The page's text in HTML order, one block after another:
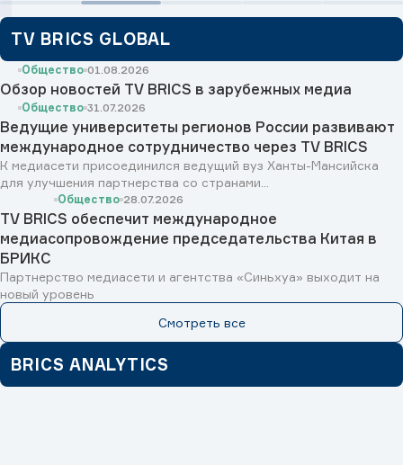
TV BRICS GLOBAL
Общество 01.08.2026
Обзор новостей TV BRICS в зарубежных медиа
Общество 31.07.2026
Ведущие университеты регионов России развивают
международное сотрудничество через TV BRICS
К медиасети присоединился ведущий вуз Ханты-Мансийска
для улучшения партнерства со странами...
Общество 28.07.2026
TV BRICS обеспечит международное
медиасопровождение председательства Китая в
БРИКС
Партнерство медиасети и агентства «Синьхуа» выходит на
новый уровень
Смотреть все
BRICS ANALYTICS